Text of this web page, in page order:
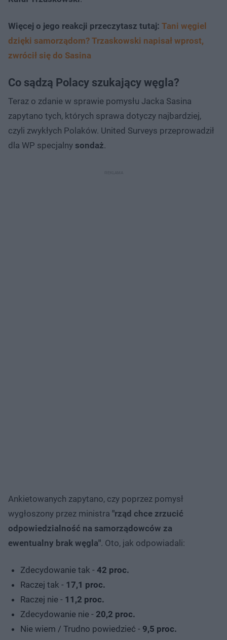
Więcej o jego reakcji przeczytasz tutaj: Tani węgiel
dzięki samorządom? Trzaskowski napisał wprost,
zwrócił się do Sasina
Co sądzą Polacy szukający węgla?
Teraz o zdanie w sprawie pomysłu Jacka Sasina
zapytano tych, których sprawa dotyczy najbardziej,
czyli zwykłych Polaków. United Surveys przeprowadził
dla WP specjalny sondaż.
Ankietowanych zapytano, czy poprzez pomysł
wygłoszony przez ministra "rząd chce zrzucić
odpowiedzialność na samorządowców za
ewentualny brak węgla". Oto, jak odpowiadali:
Zdecydowanie tak - 42 proc.
Raczej tak - 17,1 proc.
Raczej nie - 11,2 proc.
Zdecydowanie nie - 20,2 proc.
Nie wiem / Trudno powiedzieć - 9,5 proc.